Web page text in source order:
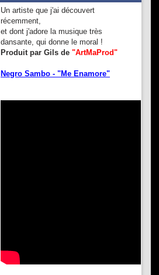
Un artiste que j'ai découvert
récemment,
et dont j'adore la musique très
dansante, qui donne le moral !
Produit par Gils de "ArtMaProd"
Negro Sambo - "Me Enamore"